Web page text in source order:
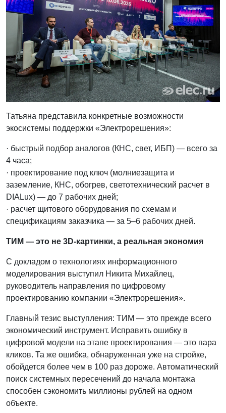
Татьяна представила конкретные возможности
экосистемы поддержки «Электрорешения»:
· быстрый подбор аналогов (КНС, свет, ИБП) — всего за
4 часа;
· проектирование под ключ (молниезащита и
заземление, КНС, обогрев, светотехнический расчет в
DIALux) — до 7 рабочих дней;
· расчет щитового оборудования по схемам и
спецификациям заказчика — за 5–6 рабочих дней.
ТИМ — это не 3D-картинки, а реальная экономия
С докладом о технологиях информационного
моделирования выступил Никита Михайлец,
руководитель направления по цифровому
проектированию компании «Электрорешения».
Главный тезис выступления: ТИМ — это прежде всего
экономический инструмент. Исправить ошибку в
цифровой модели на этапе проектирования — это пара
кликов. Та же ошибка, обнаруженная уже на стройке,
обойдется более чем в 100 раз дороже. Автоматический
поиск системных пересечений до начала монтажа
способен сэкономить миллионы рублей на одном
объекте.